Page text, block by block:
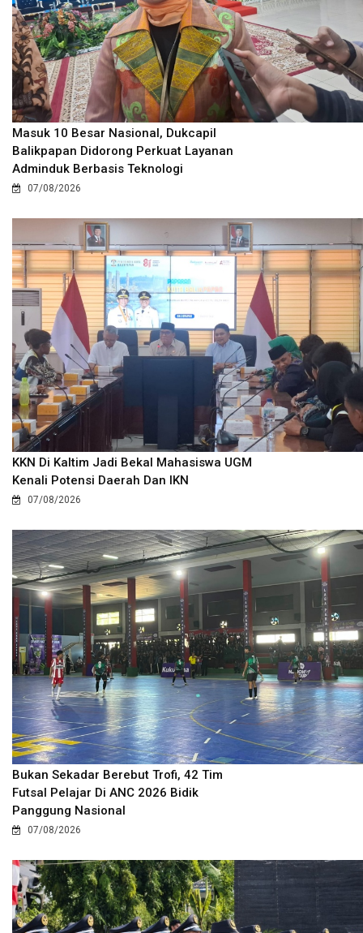
Masuk 10 Besar Nasional, Dukcapil
Balikpapan Didorong Perkuat Layanan
Adminduk Berbasis Teknologi
07/08/2026
KKN Di Kaltim Jadi Bekal Mahasiswa UGM
Kenali Potensi Daerah Dan IKN
07/08/2026
Bukan Sekadar Berebut Trofi, 42 Tim
Futsal Pelajar Di ANC 2026 Bidik
Panggung Nasional
07/08/2026